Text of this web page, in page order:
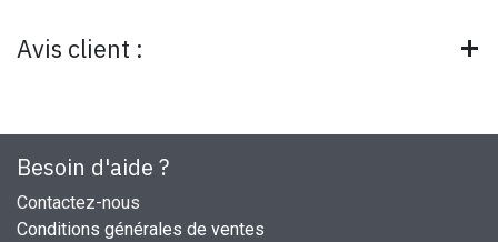
Avis client :
Besoin d'aide ?
Contactez-nous
Conditions générales de ventes